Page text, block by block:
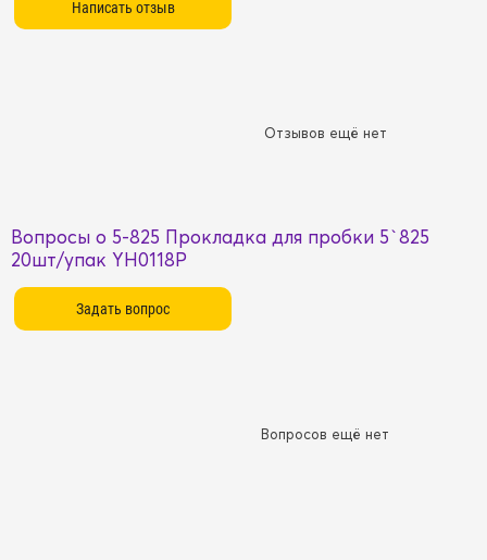
Отзывов ещё нет
Вопросы о 5-825 Прокладка для пробки 5`825
20шт/упак YH0118P
Вопросов ещё нет